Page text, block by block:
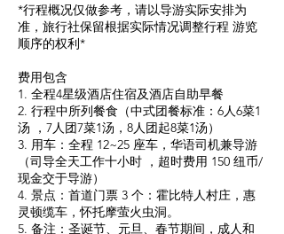
*行程概况仅做参考，请以导游实际安排为
准，旅行社保留根据实际情况调整行程 游览
顺序的权利*
费用包含
1. 全程4星级酒店住宿及酒店自助早餐
2. 行程中所列餐食（中式团餐标准：6人6菜1
汤 ，7人团7菜1汤，8人团起8菜1汤）
3. 用车：全程 12~25 座车，华语司机兼导游
（司导全天工作十小时 ，超时费用 150 纽币/
现金交于导游）
4. 景点：首道门票 3 个：霍比特人村庄，惠
灵顿缆车，怀托摩萤火虫洞。
5. 备注：圣诞节、元旦、春节期间，成人和